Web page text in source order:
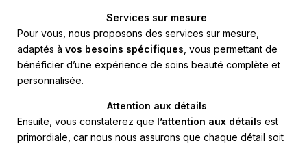
Services sur mesure
Pour vous, nous proposons des services sur mesure,
adaptés à vos besoins spécifiques, vous permettant de
bénéficier d’une expérience de soins beauté complète et
personnalisée.
Attention aux détails
Ensuite, vous constaterez que l’attention aux détails est
primordiale, car nous nous assurons que chaque détail soit